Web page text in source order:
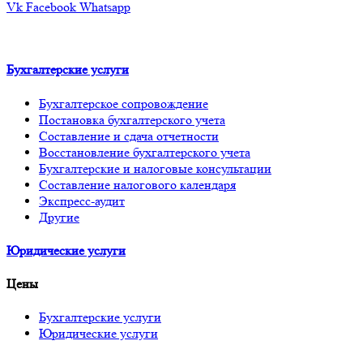
Vk Facebook Whatsapp
Бухгалтерские услуги
Бухгалтерское сопровождение
Постановка бухгалтерского учета
Составление и сдача отчетности
Восстановление бухгалтерского учета
Бухгалтерские и налоговые консультации
Составление налогового календаря
Экспресс-аудит
Другие
Юридические услуги
Цены
Бухгалтерские услуги
Юридические услуги